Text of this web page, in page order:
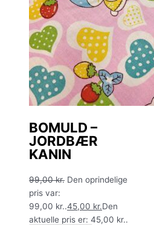
BOMULD –
JORDBÆR
KANIN
99,00kr. Den oprindelige
pris var:
99,00 kr..45,00 kr.Den
aktuelle pris er: 45,00 kr..